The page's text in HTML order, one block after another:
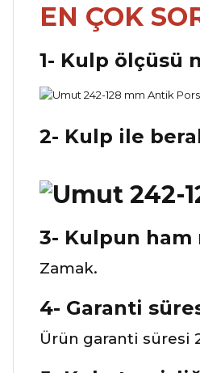
EN ÇOK
1- Kulp ölçüsü
2- Kulp ile
3- Kulpun ham
Zamak.
4- Garanti
Ürün garanti süresi 2